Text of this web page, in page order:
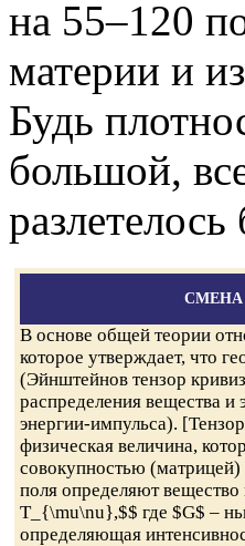
на 55–120
материи и
Будь
большой,
СМЕНА
В основе общей теории
которое утверждает, что
(Эйнштейнов тензор
распределения вещества
энергии-импульса).
физическая величина,
совокупностью
поля определяют
T_{\mu\nu},$$ где $G$ –
определяющая